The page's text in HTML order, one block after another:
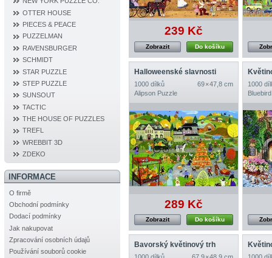
OTTER HOUSE
PIECES & PEACE
PUZZELMAN
RAVENSBURGER
SCHMIDT
STAR PUZZLE
STEP PUZZLE
SUNSOUT
TACTIC
THE HOUSE OF PUZZLES
TREFL
WREBBIT 3D
ZDEKO
INFORMACE
O firmě
Obchodní podmínky
Dodací podmínky
Jak nakupovat
Zpracování osobních údajů
Používání souborů cookie
239 Kč
Do košíku
Zobrazit
Halloweenské slavnosti
1000 dílků
69 × 47,8 cm
Alipson Puzzle
289 Kč
Do košíku
Zobrazit
1000
Bavorský květinový trh